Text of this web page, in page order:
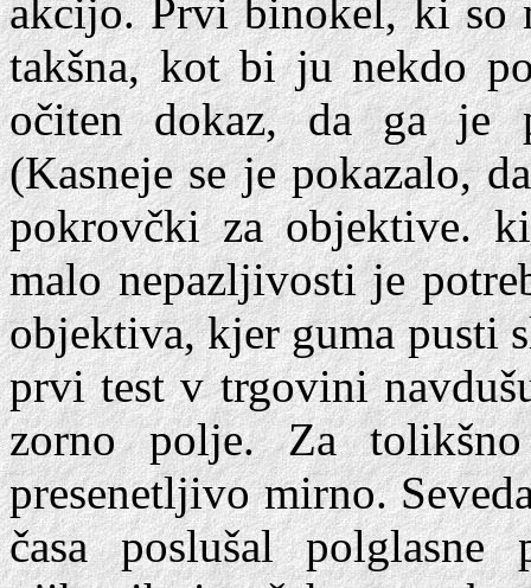
akcijo. Prvi binokel, ki so
takšna, kot bi ju nekdo
očiten dokaz, da ga je
(Kasneje se je pokazalo,
pokrovčki za objektive.
malo nepazljivosti je
objektiva, kjer guma pusti
prvi test v trgovini
zorno polje. Za
presenetljivo mirno.
časa poslušal